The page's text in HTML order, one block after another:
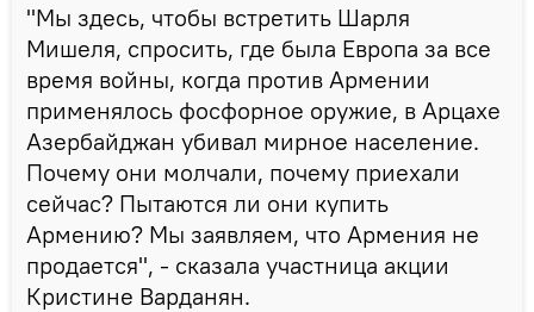
"Мы здесь, чтобы встретить Шарля
Мишеля, спросить, где была Европа за все
время войны, когда против Армении
применялось фосфорное оружие, в Арцахе
Азербайджан убивал мирное население.
Почему они молчали, почему приехали
сейчас? Пытаются ли они купить
Армению? Мы заявляем, что Армения не
продается", - сказала участница акции
Кристине Варданян.